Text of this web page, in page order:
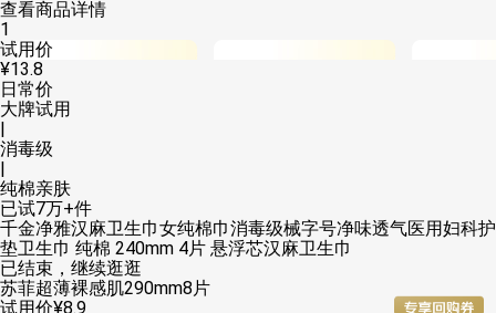
查看商品详情
1
试用价
¥13.8
日常价
大牌试用
|
消毒级
|
纯棉亲肤
已试7万+件
千金净雅汉麻卫生巾女纯棉巾消毒级械字号净味透气医用妇科护
垫卫生巾 纯棉 240mm 4片 悬浮芯汉麻卫生巾
已结束，继续逛逛
苏菲超薄裸感肌290mm8片
试用价¥8.9